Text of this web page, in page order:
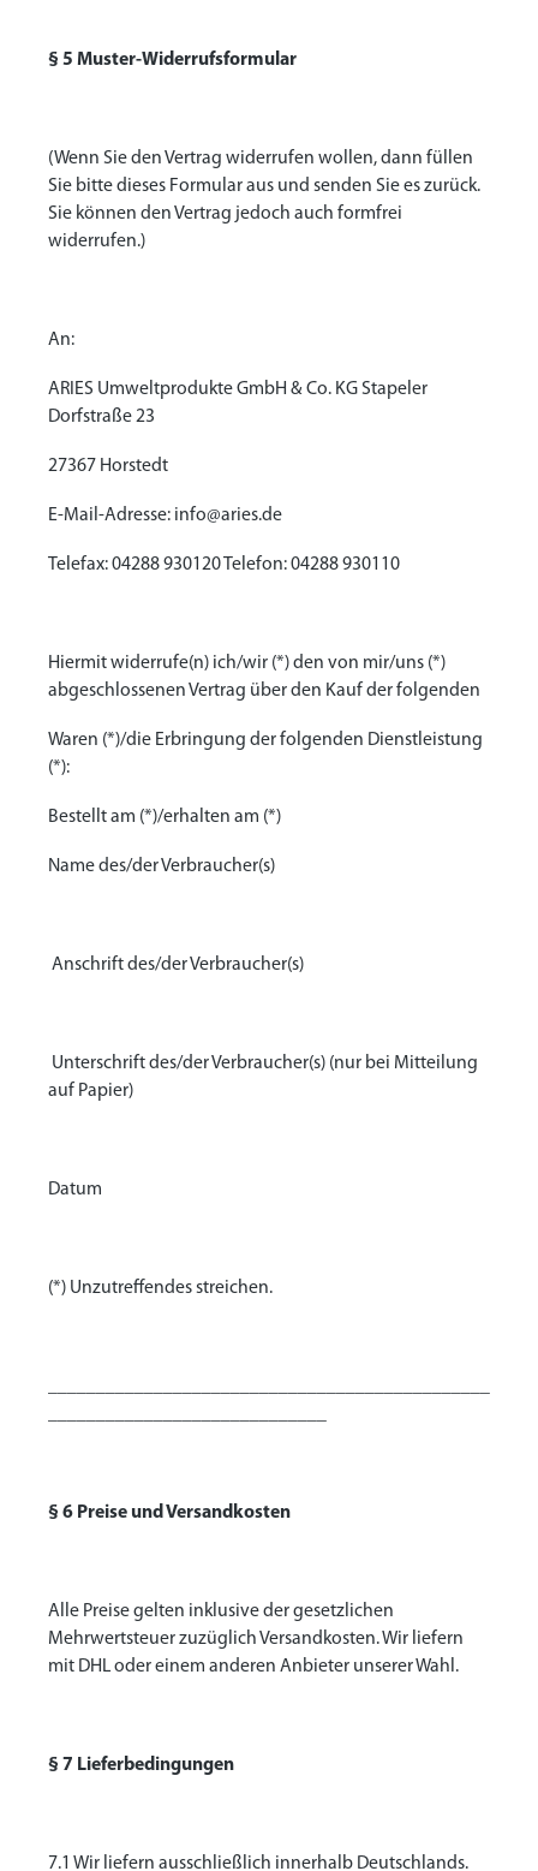
§ 5 Muster-Widerrufsformular
(Wenn Sie den Vertrag widerrufen wollen, dann füllen
Sie bitte dieses Formular aus und senden Sie es zurück.
Sie können den Vertrag jedoch auch formfrei
widerrufen.)
An:
ARIES Umweltprodukte GmbH & Co. KG Stapeler
Dorfstraße 23
27367 Horstedt
E-Mail-Adresse: info@aries.de
Telefax: 04288 930120 Telefon: 04288 930110
Hiermit widerrufe(n) ich/wir (*) den von mir/uns (*)
abgeschlossenen Vertrag über den Kauf der folgenden
Waren (*)/die Erbringung der folgenden Dienstleistung
(*):
Bestellt am (*)/erhalten am (*)
Name des/der Verbraucher(s)
Anschrift des/der Verbraucher(s)
Unterschrift des/der Verbraucher(s) (nur bei Mitteilung
auf Papier)
Datum
(*) Unzutreffendes streichen.
§ 6 Preise und Versandkosten
Alle Preise gelten inklusive der gesetzlichen
Mehrwertsteuer zuzüglich Versandkosten. Wir liefern
mit DHL oder einem anderen Anbieter unserer Wahl.
§ 7 Lieferbedingungen
7.1 Wir liefern ausschließlich innerhalb Deutschlands.